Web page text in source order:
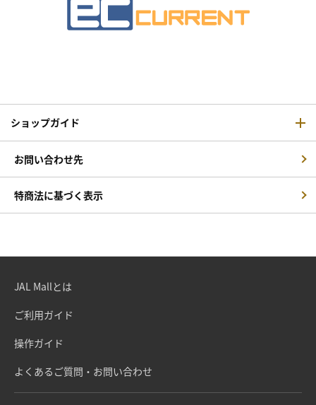
ショップガイド
お問い合わせ先
特商法に基づく表示
JAL Mallとは
ご利用ガイド
操作ガイド
よくあるご質問・お問い合わせ